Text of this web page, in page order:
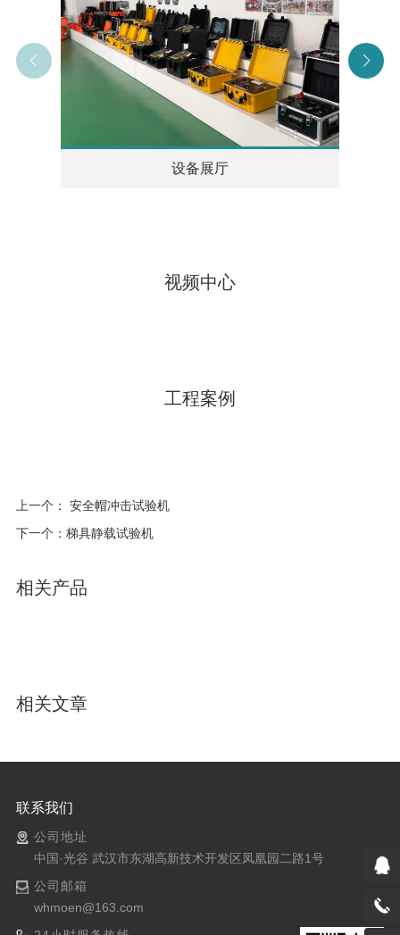
设备展厅
视频中心
工程案例
上一个： 安全帽冲击试验机
下一个：梯具静载试验机
相关产品
相关文章
联系我们
公司地址
中国·光谷 武汉市东湖高新技术开发区凤凰园二路1号
公司邮箱
whmoen@163.com